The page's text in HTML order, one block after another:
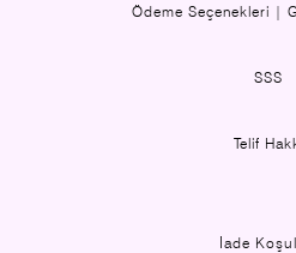
Ödeme Seçenekleri |
SSS
Telif
İade